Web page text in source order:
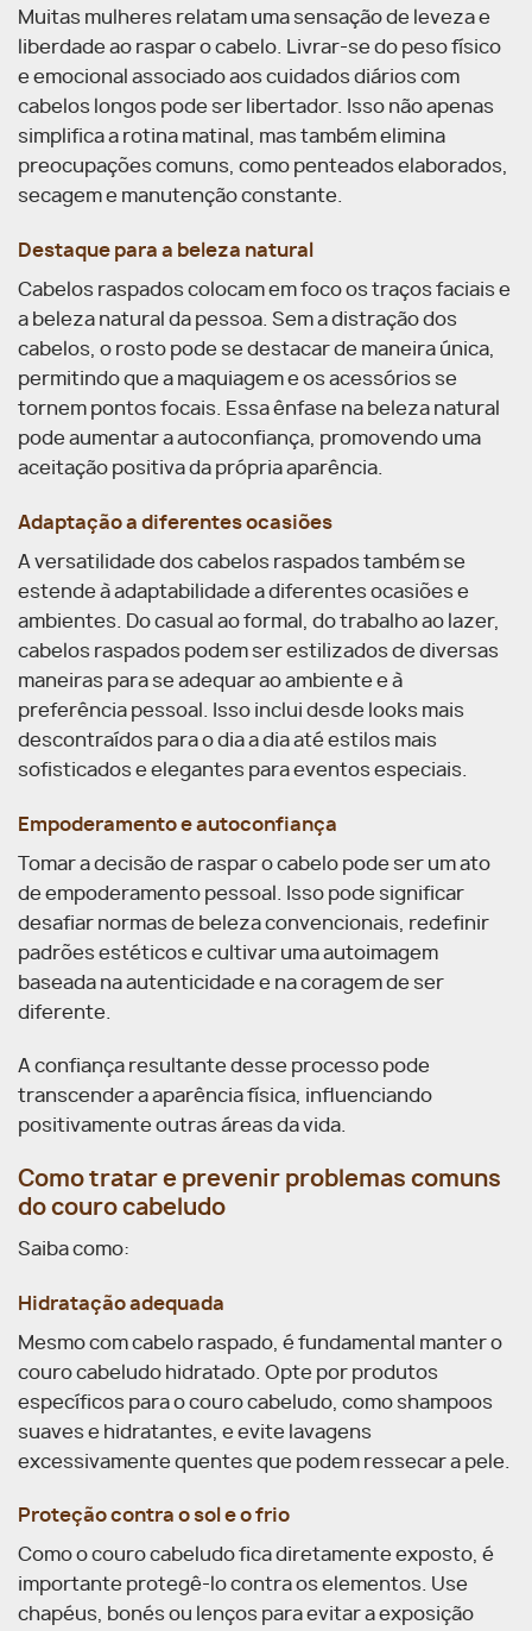
Muitas mulheres relatam uma sensação de leveza e
liberdade ao raspar o cabelo. Livrar-se do peso físico
e emocional associado aos cuidados diários com
cabelos longos pode ser libertador. Isso não apenas
simplifica a rotina matinal, mas também elimina
preocupações comuns, como penteados elaborados,
secagem e manutenção constante.
Destaque para a beleza natural
Cabelos raspados colocam em foco os traços faciais e
a beleza natural da pessoa. Sem a distração dos
cabelos, o rosto pode se destacar de maneira única,
permitindo que a maquiagem e os acessórios se
tornem pontos focais. Essa ênfase na beleza natural
pode aumentar a autoconfiança, promovendo uma
aceitação positiva da própria aparência.
Adaptação a diferentes ocasiões
A versatilidade dos cabelos raspados também se
estende à adaptabilidade a diferentes ocasiões e
ambientes. Do casual ao formal, do trabalho ao lazer,
cabelos raspados podem ser estilizados de diversas
maneiras para se adequar ao ambiente e à
preferência pessoal. Isso inclui desde looks mais
descontraídos para o dia a dia até estilos mais
sofisticados e elegantes para eventos especiais.
Empoderamento e autoconfiança
Tomar a decisão de raspar o cabelo pode ser um ato
de empoderamento pessoal. Isso pode significar
desafiar normas de beleza convencionais, redefinir
padrões estéticos e cultivar uma autoimagem
baseada na autenticidade e na coragem de ser
diferente.
A confiança resultante desse processo pode
transcender a aparência física, influenciando
positivamente outras áreas da vida.
Como tratar e prevenir problemas comuns
do couro cabeludo
Saiba como:
Hidratação adequada
Mesmo com cabelo raspado, é fundamental manter o
couro cabeludo hidratado. Opte por produtos
específicos para o couro cabeludo, como shampoos
suaves e hidratantes, e evite lavagens
excessivamente quentes que podem ressecar a pele.
Proteção contra o sol e o frio
Como o couro cabeludo fica diretamente exposto, é
importante protegê-lo contra os elementos. Use
chapéus, bonés ou lenços para evitar a exposição